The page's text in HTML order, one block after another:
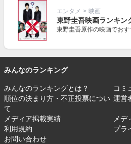
エンタメ > 映画
東野圭吾映画ランキン
東野圭吾原作の映画でおす
みんなのランキング
みんなのランキングとは？
コミ
順位の決まり方・不正投票につい
て
運営
メディア掲載実績
メデ
利用規約
プラ
お問い合わせ